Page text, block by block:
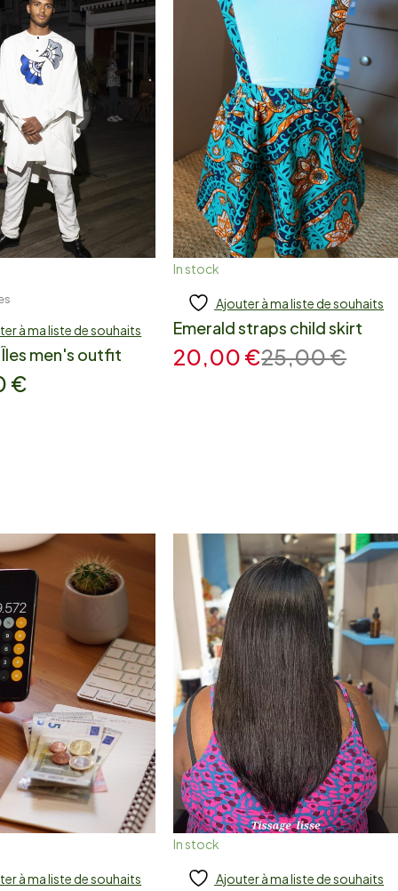
to cart
à ma liste de souhaits
Îles men's outfit
€
In stock
Add to cart
Ajouter à ma liste de souhaits
Emerald straps child skirt
25,00€
20,00 €
to cart
à ma liste de souhaits
In stock
Add to cart
Ajouter à ma liste de souhaits